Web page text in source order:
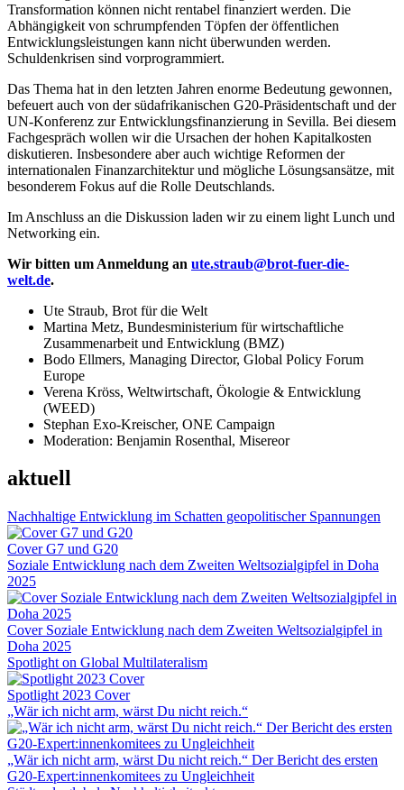
Transformation können nicht rentabel finanziert werden. Die
Abhängigkeit von schrumpfenden Töpfen der öffentlichen
Entwicklungsleistungen kann nicht überwunden werden.
Schuldenkrisen sind vorprogrammiert.
Das Thema hat in den letzten Jahren enorme Bedeutung gewonnen,
befeuert auch von der südafrikanischen G20-Präsidentschaft und der
UN-Konferenz zur Entwicklungsfinanzierung in Sevilla. Bei diesem
Fachgespräch wollen wir die Ursachen der hohen Kapitalkosten
diskutieren. Insbesondere aber auch wichtige Reformen der
internationalen Finanzarchitektur und mögliche Lösungsansätze, mit
besonderem Fokus auf die Rolle Deutschlands.
Im Anschluss an die Diskussion laden wir zu einem light Lunch und
Networking ein.
Wir bitten um Anmeldung an ute.straub@brot-fuer-die-
welt.de.
Ute Straub, Brot für die Welt
Martina Metz, Bundesministerium für wirtschaftliche
Zusammenarbeit und Entwicklung (BMZ)
Bodo Ellmers, Managing Director, Global Policy Forum
Europe
Verena Kröss, Weltwirtschaft, Ökologie & Entwicklung
(WEED)
Stephan Exo-Kreischer, ONE Campaign
Moderation: Benjamin Rosenthal, Misereor
aktuell
Nachhaltige Entwicklung im Schatten geopolitischer Spannungen
Cover G7 und G20
Soziale Entwicklung nach dem Zweiten Weltsozialgipfel in Doha
2025
Cover Soziale Entwicklung nach dem Zweiten Weltsozialgipfel in
Doha 2025
Spotlight on Global Multilateralism
Spotlight 2023 Cover
„Wär ich nicht arm, wärst Du nicht reich.“
„Wär ich nicht arm, wärst Du nicht reich.“ Der Bericht des ersten
G20-Expert:innenkomitees zu Ungleichheit